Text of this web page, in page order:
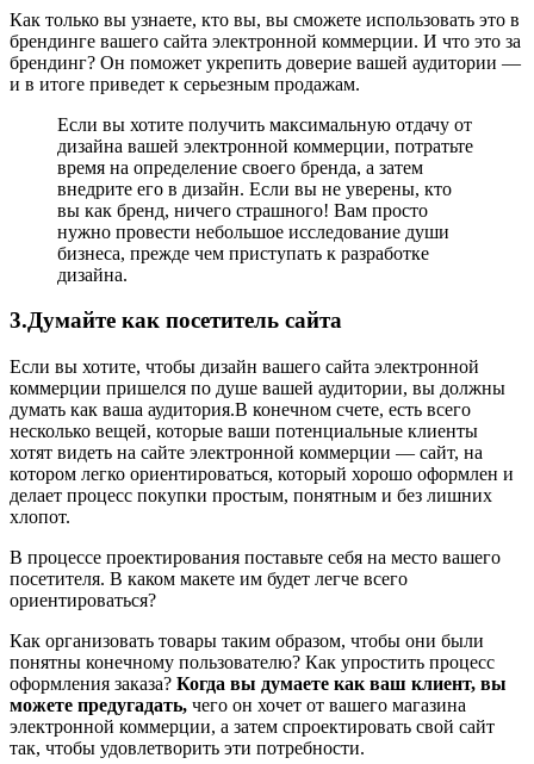
Как только вы узнаете, кто вы, вы сможете использовать это в
брендинге вашего сайта электронной коммерции. И что это за
брендинг? Он поможет укрепить доверие вашей аудитории —
и в итоге приведет к серьезным продажам.
Если вы хотите получить максимальную отдачу от
дизайна вашей электронной коммерции, потратьте
время на определение своего бренда, а затем
внедрите его в дизайн. Если вы не уверены, кто
вы как бренд, ничего страшного! Вам просто
нужно провести небольшое исследование души
бизнеса, прежде чем приступать к разработке
дизайна.
3.Думайте как посетитель сайта
Если вы хотите, чтобы дизайн вашего сайта электронной
коммерции пришелся по душе вашей аудитории, вы должны
думать как ваша аудитория.В конечном счете, есть всего
несколько вещей, которые ваши потенциальные клиенты
хотят видеть на сайте электронной коммерции — сайт, на
котором легко ориентироваться, который хорошо оформлен и
делает процесс покупки простым, понятным и без лишних
хлопот.
В процессе проектирования поставьте себя на место вашего
посетителя. В каком макете им будет легче всего
ориентироваться?
Как организовать товары таким образом, чтобы они были
понятны конечному пользователю? Как упростить процесс
оформления заказа? Когда вы думаете как ваш клиент, вы
можете предугадать, чего он хочет от вашего магазина
электронной коммерции, а затем спроектировать свой сайт
так, чтобы удовлетворить эти потребности.